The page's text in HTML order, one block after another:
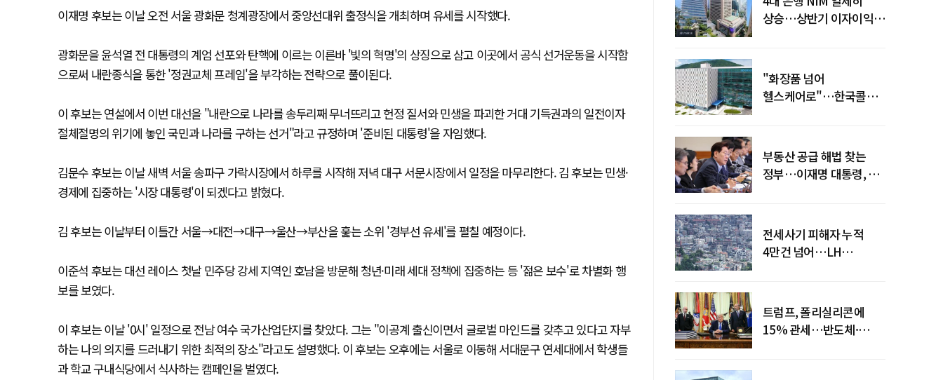
이재명 후보는 이날 오전 서울 광화문 청계광장에서 중앙선대위 출정식을 개최하며 유세를 시작했다.
광화문을 윤석열 전 대통령의 계엄 선포와 탄핵에 이르는 이른바 '빛의 혁명'의 상징으로 삼고 이곳에서 공식 선거운동을 시작함
으로써 내란종식을 통한 '정권교체 프레임'을 부각하는 전략으로 풀이된다.
이 후보는 연설에서 이번 대선을 "내란으로 나라를 송두리째 무너뜨리고 헌정 질서와 민생을 파괴한 거대 기득권과의 일전이자
절체절명의 위기에 놓인 국민과 나라를 구하는 선거"라고 규정하며 '준비된 대통령'을 자임했다.
김문수 후보는 이날 새벽 서울 송파구 가락시장에서 하루를 시작해 저녁 대구 서문시장에서 일정을 마무리한다. 김 후보는 민생·
경제에 집중하는 '시장 대통령'이 되겠다고 밝혔다.
김 후보는 이날부터 이틀간 서울→대전→대구→울산→부산을 훑는 소위 '경부선 유세'를 펼칠 예정이다.
이준석 후보는 대선 레이스 첫날 민주당 강세 지역인 호남을 방문해 청년·미래 세대 정책에 집중하는 등 '젊은 보수'로 차별화 행
보를 보였다.
이 후보는 이날 '0시' 일정으로 전남 여수 국가산업단지를 찾았다. 그는 "이공계 출신이면서 글로벌 마인드를 갖추고 있다고 자부
하는 나의 의지를 드러내기 위한 최적의 장소"라고도 설명했다. 이 후보는 오후에는 서울로 이동해 서대문구 연세대에서 학생들
과 학교 구내식당에서 식사하는 캠페인을 벌였다.
상승…상반기 이자이익
"화장품 넘어
헬스케어로"…한국콜마,
부동산 공급 해법 찾는
정부…이재명 대통령, 2차
전세사기 피해자 누적
4만건 넘어…LH
트럼프, 폴리실리콘에
15% 관세…반도체·